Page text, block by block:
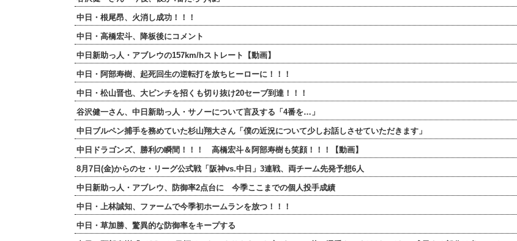
中日・根尾昂、火消し成功！！！
中日・高橋宏斗、降板後にコメント
中日新助っ人・アブレウの157km/hストレート【動画】
中日・阿部寿樹、起死回生の逆転打を放ちヒーローに！！！
中日・松山晋也、大ピンチを招くも切り抜け20セーブ到達！！！
谷沢健一さん、中日新助っ人・サノーについて言及する「4番を…」
中日ブルペン捕手を務めていた杉山翔大さん「僕の近況について少しお話しさせていただきます」
中日ドラゴンズ、勝利の瞬間！！！ 高橋宏斗＆阿部寿樹も笑顔！！！【動画】
8月7日(金)からのセ・リーグ公式戦「阪神vs.中日」3連戦、両チーム先発予想6人
中日新助っ人・アブレウ、防御率2点台に 今季ここまでの個人投手成績
中日・上林誠知、ファームで今季初ホームランを放つ！！！
中日・草加勝、驚異的な防御率をキープする